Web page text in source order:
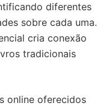
diferentes
sobre cada uma.
cria conexão
tradicionais
online oferecidos